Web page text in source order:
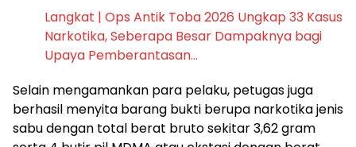
Langkat | Ops Antik Toba 2026 Ungkap 33 Kasus
Narkotika, Seberapa Besar Dampaknya bagi
Upaya Pemberantasan…
Selain mengamankan para pelaku, petugas juga
berhasil menyita barang bukti berupa narkotika jenis
sabu dengan total berat bruto sekitar 3,62 gram